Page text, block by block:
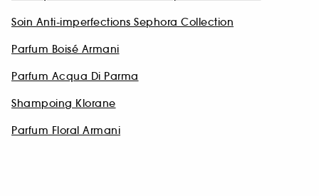
Soin Anti-imperfections Sephora Collection
Parfum Boisé Armani
Parfum Acqua Di Parma
Shampoing Klorane
Parfum Floral Armani